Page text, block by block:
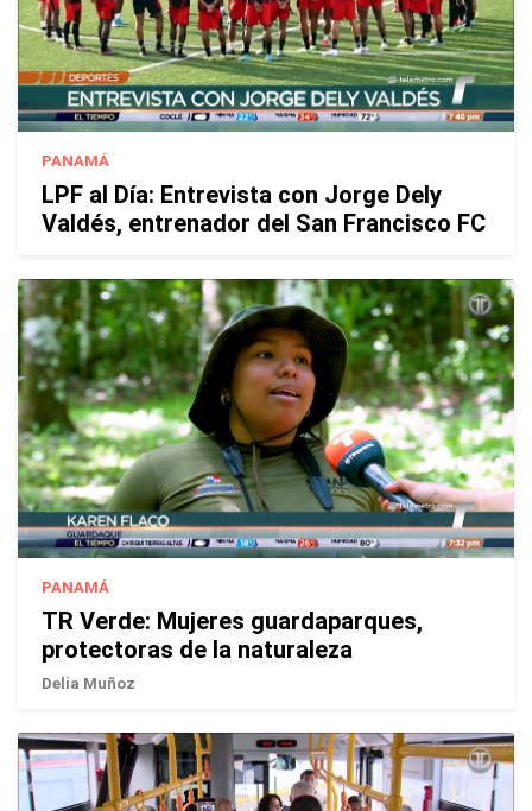
PANAMÁ
LPF al Día: Entrevista con Jorge Dely
Valdés, entrenador del San Francisco FC
PANAMÁ
TR Verde: Mujeres guardaparques,
protectoras de la naturaleza
Delia Muñoz